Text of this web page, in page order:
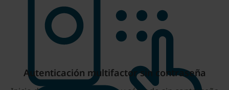
Autenticación multifactor sin contraseña